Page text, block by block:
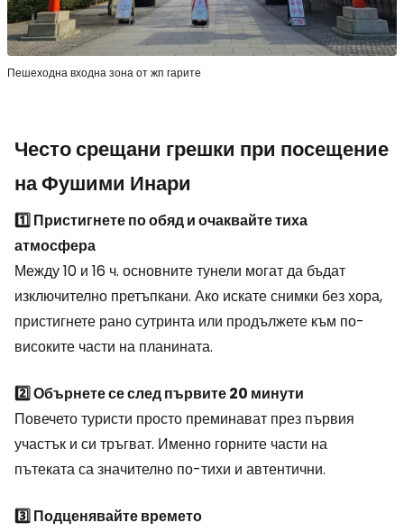
Пешеходна входна зона от жп гарите
Често срещани грешки при посещение
на Фушими Инари
1️⃣ Пристигнете по обяд и очаквайте тиха
атмосфера
Между 10 и 16 ч. основните тунели могат да бъдат
изключително претъпкани. Ако искате снимки без хора,
пристигнете рано сутринта или продължете към по-
високите части на планината.
2️⃣ Обърнете се след първите 20 минути
Повечето туристи просто преминават през първия
участък и си тръгват. Именно горните части на
пътеката са значително по-тихи и автентични.
3️⃣ Подценявайте времето